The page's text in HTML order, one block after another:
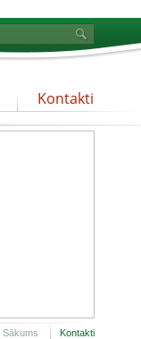
Kontakti
Sākums Kontakti